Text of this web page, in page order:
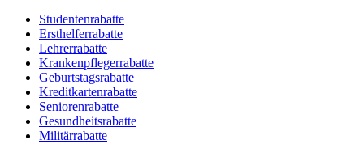
Studentenrabatte
Ersthelferrabatte
Lehrerrabatte
Krankenpflegerrabatte
Geburtstagsrabatte
Kreditkartenrabatte
Seniorenrabatte
Gesundheitsrabatte
Militärrabatte